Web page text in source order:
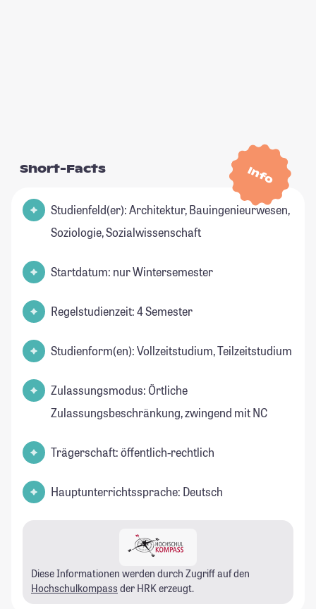
Info
Short-Facts
Studienfeld(er): Architektur, Bauingenieurwesen,
Soziologie, Sozialwissenschaft
Startdatum: nur Wintersemester
Regelstudienzeit: 4 Semester
Studienform(en): Vollzeitstudium, Teilzeitstudium
Zulassungsmodus: Örtliche
Zulassungsbeschränkung, zwingend mit NC
Trägerschaft: öffentlich-rechtlich
Hauptunterrichtssprache: Deutsch
Diese Informationen werden durch Zugriff auf den
Hochschulkompass der HRK erzeugt.